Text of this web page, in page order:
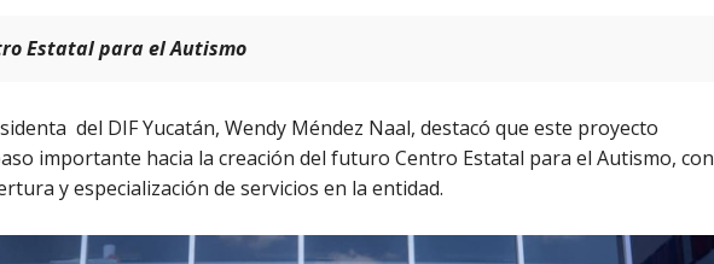
Estatal para el Autismo
del DIF Yucatán, Wendy Méndez Naal, destacó que este proyecto
importante hacia la creación del futuro Centro Estatal para el Autismo, con
y especialización de servicios en la entidad.